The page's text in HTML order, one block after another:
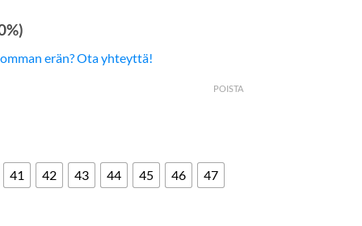
erän? Ota yhteyttä!
41 42 43 44 45 46
47
POISTA